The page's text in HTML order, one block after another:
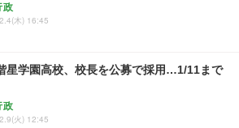
政
木) 16:45
星学園高校、校長を公募で採用…1/11まで
政
火) 12:45